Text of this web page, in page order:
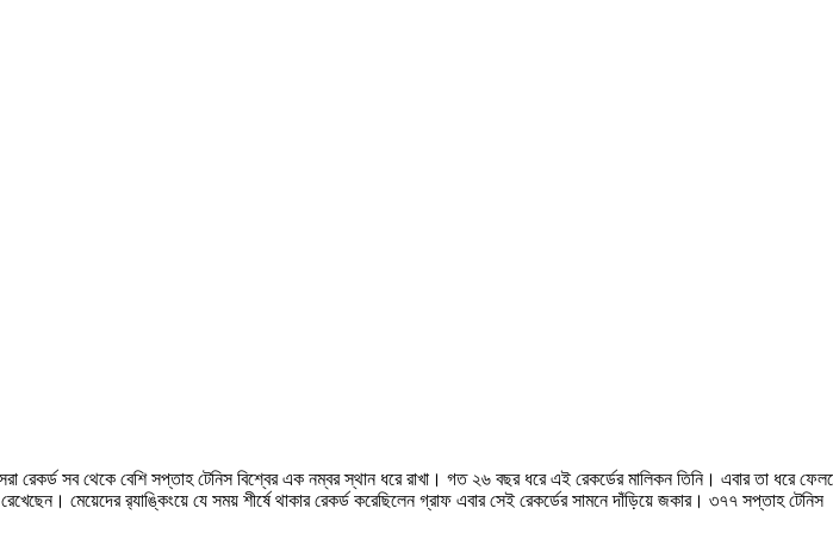
সব থেকে বেশি সপ্তাহ টেনিস বিশ্বের এক নম্বর স্থান ধরে রাখা। গত ২৬ বছর ধরে এই রেকর্ডের মালিকন তিনি। এবার তা ধরে
মেয়েদের র‍্যাঙ্কিংয়ে যে সময় শীর্ষে থাকার রেকর্ড করেছিলেন গ্রাফ এবার সেই রেকর্ডের সামনে দাঁড়িয়ে জকার। ৩৭৭ সপ্তাহ টেনিস